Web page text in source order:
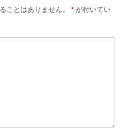
ことはありません。 * が付いてい